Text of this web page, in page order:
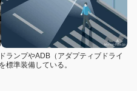
ランプやADB（アダプティブドライ
標準装備している。